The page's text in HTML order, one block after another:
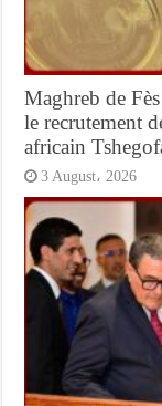
Maghreb de
le recrutement
africain
3 August، 2026